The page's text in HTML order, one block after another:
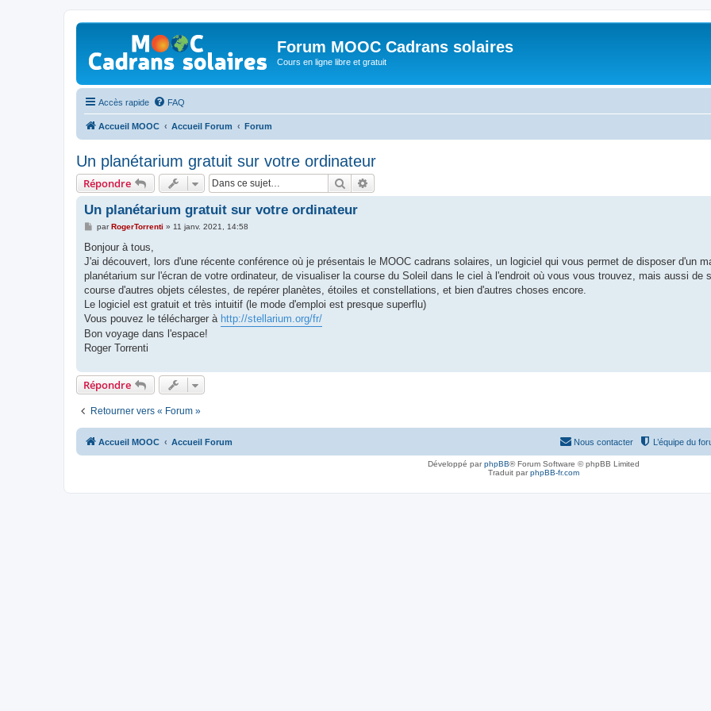
Forum MOOC Cadrans solaires
Cours en ligne libre et gratuit
Accès rapide FAQ
Accueil MOOC Accueil Forum Forum
Un planétarium gratuit sur votre ordinateur
Répondre Rechercher
Un planétarium gratuit sur votre ordinateur
M
s
a
g
parRogerTorrenti » 11 janv. 2021, 14:58
Bonjour à tous,
J'ai découvert, lors d'une récente conférence où je présentais le MOOC cadrans solaires, un logiciel qui vous permet de disposer d'un
planétarium sur l'écran de votre ordinateur, de visualiser la course du Soleil dans le ciel à l'endroit où vous vous trouvez, mais aussi de
course d'autres objets célestes, de repérer planètes, étoiles et constellations, et bien d'autres choses encore.
Le logiciel est gratuit et très intuitif (le mode d'emploi est presque superflu)
Vous pouvez le télécharger à http://stellarium.org/fr/
Bon voyage dans l'espace!
Roger Torrenti
Répondre
Retourner vers « Forum »
Accueil MOOC Accueil Forum L’équipe du
Nous contacter
Développé parphpBB® Forum Software © phpBB Limited
Traduit parphpBB-fr.com